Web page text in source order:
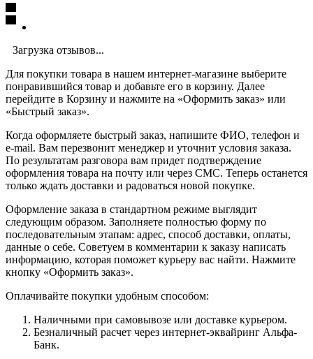
Загрузка отзывов...
Для покупки товара в нашем интернет-магазине выберите
понравившийся товар и добавьте его в корзину. Далее
перейдите в Корзину и нажмите на «Оформить заказ» или
«Быстрый заказ».
Когда оформляете быстрый заказ, напишите ФИО, телефон и
e-mail. Вам перезвонит менеджер и уточнит условия заказа.
По результатам разговора вам придет подтверждение
оформления товара на почту или через СМС. Теперь останется
только ждать доставки и радоваться новой покупке.
Оформление заказа в стандартном режиме выглядит
следующим образом. Заполняете полностью форму по
последовательным этапам: адрес, способ доставки, оплаты,
данные о себе. Советуем в комментарии к заказу написать
информацию, которая поможет курьеру вас найти. Нажмите
кнопку «Оформить заказ».
Оплачивайте покупки удобным способом:
Наличными при самовывозе или доставке курьером.
Безналичный расчет через интернет-эквайринг Альфа-
Банк.